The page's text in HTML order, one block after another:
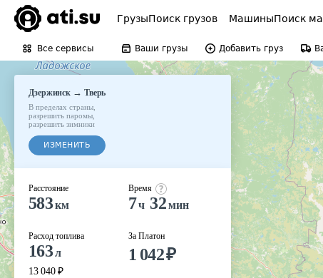
ГрузыПоиск грузов МашиныПоиск
Все сервисы Ваши грузы Добавить груз
Дзержинск → Тверь
В пределах страны
разрешить паромы
разрешить зимники
ИЗМЕНИТЬ
Расстояние
583км
Расход топлива
163л
13 040 ₽
Время
7ч 32мин
За Платон
1 042₽